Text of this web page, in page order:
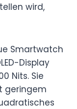
wird,
Smartwatch
Display
Nits. Sie
geringem